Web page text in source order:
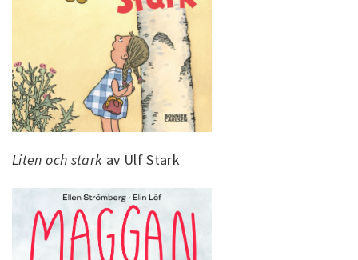
Liten och stark av Ulf Stark